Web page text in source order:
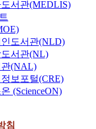
서관(MEDLIS)
도서관(NLD)
서관(NL)
(NAL)
보포털(CRE)
(ScienceON)
침